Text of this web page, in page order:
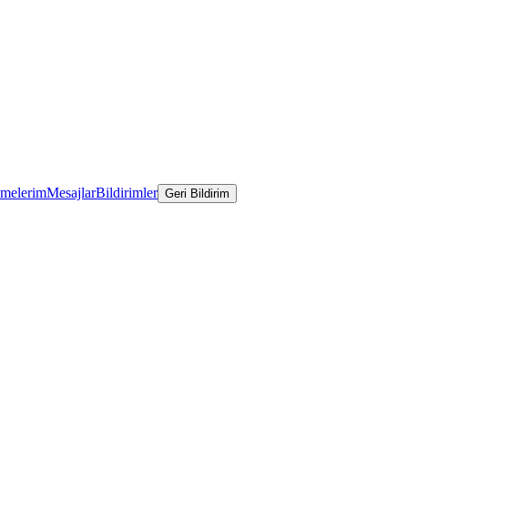
MesajlarBildirimler Geri Bildirim